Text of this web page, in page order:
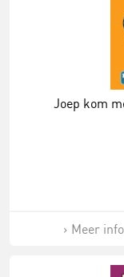
Joep kom
Meer info